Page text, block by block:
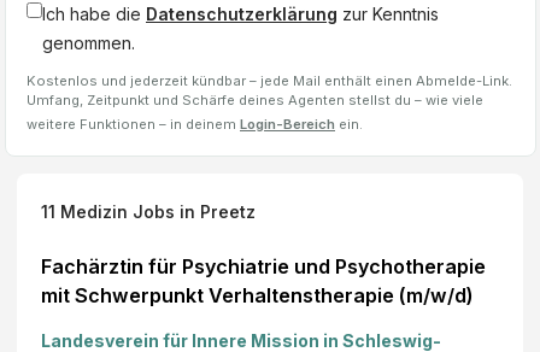
Ich habe die Datenschutzerklärung zur Kenntnis
genommen.
Kostenlos und jederzeit kündbar – jede Mail enthält einen Abmelde-Link.
Umfang, Zeitpunkt und Schärfe deines Agenten stellst du – wie viele
weitere Funktionen – in deinem Login-Bereich ein.
11 Medizin Jobs in Preetz
Fachärztin für Psychiatrie und Psychotherapie
mit Schwerpunkt Verhaltenstherapie (m/w/d)
Landesverein für Innere Mission in Schleswig-